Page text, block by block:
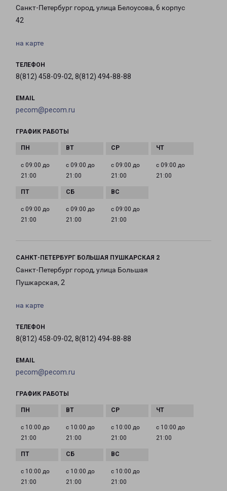
Санкт-Петербург город, улица Белоусова, 6 корпус
42
на карте
ТЕЛЕФОН
8(812) 458-09-02, 8(812) 494-88-88
EMAIL
pecom@pecom.ru
ГРАФИК РАБОТЫ
с 09:00 до
21:00
с 09:00 до
21:00
с 09:00 до
21:00
с 09:00 до
21:00
с 09:00 до
21:00
с 09:00 до
21:00
с 09:00 до
21:00
САНКТ-ПЕТЕРБУРГ БОЛЬШАЯ ПУШКАРСКАЯ 2
Санкт-Петербург город, улица Большая
Пушкарская, 2
на карте
ТЕЛЕФОН
8(812) 458-09-02, 8(812) 494-88-88
EMAIL
pecom@pecom.ru
ГРАФИК РАБОТЫ
с 10:00 до
21:00
с 10:00 до
21:00
с 10:00 до
21:00
с 10:00 до
21:00
с 10:00 до
21:00
с 10:00 до
21:00
с 10:00 до
21:00